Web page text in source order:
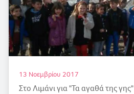
13 Νοεμβρίου 2017
Στο Λιμάνι για "Τα αγαθά της γης"